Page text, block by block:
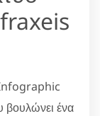
Infographic
βουλώνει ένα